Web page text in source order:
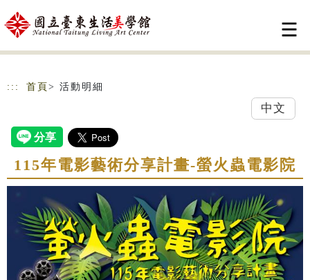
跳到主要內容
網站導覽
::: 首頁 > 活動明細
中文
115年電影藝術分享計畫-螢火蟲電影院